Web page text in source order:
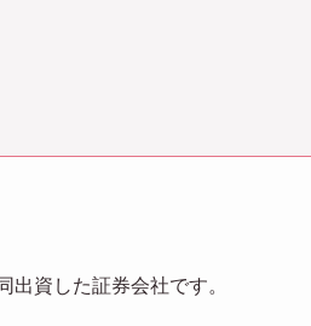
資した証券会社です。